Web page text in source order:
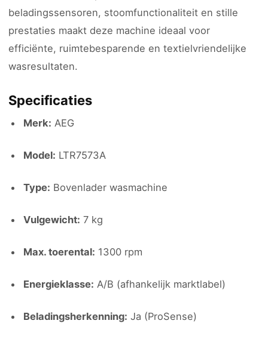
beladingssensoren, stoomfunctionaliteit en stille
prestaties maakt deze machine ideaal voor
efficiënte, ruimtebesparende en textielvriendelijke
wasresultaten.
Specificaties
Merk: AEG
Model: LTR7573A
Type: Bovenlader wasmachine
Vulgewicht: 7 kg
Max. toerental: 1300 rpm
Energieklasse: A/B (afhankelijk marktlabel)
Beladingsherkenning: Ja (ProSense)